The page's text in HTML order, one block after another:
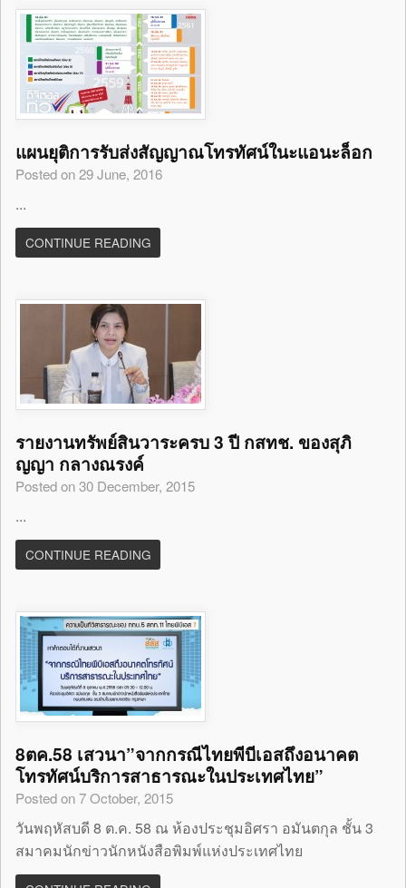
แผนยุติการรับส่งสัญญาณโทรทัศน์ในะแอนะล็อก
Posted on 29 June, 2016
...
CONTINUE READING
รายงานทรัพย์สินวาระครบ 3 ปี กสทช. ของสุภิ
ญญา กลางณรงค์
Posted on 30 December, 2015
...
CONTINUE READING
8ตค.58 เสวนา”จากกรณีไทยพีบีเอสถึงอนาคต
โทรทัศน์บริการสาธารณะในประเทศไทย”
Posted on 7 October, 2015
วันพฤหัสบดี 8 ต.ค. 58 ณ ห้องประชุมอิศรา อมันตกุล ชั้น 3
สมาคมนักข่าวนักหนังสือพิมพ์แห่งประเทศไทย